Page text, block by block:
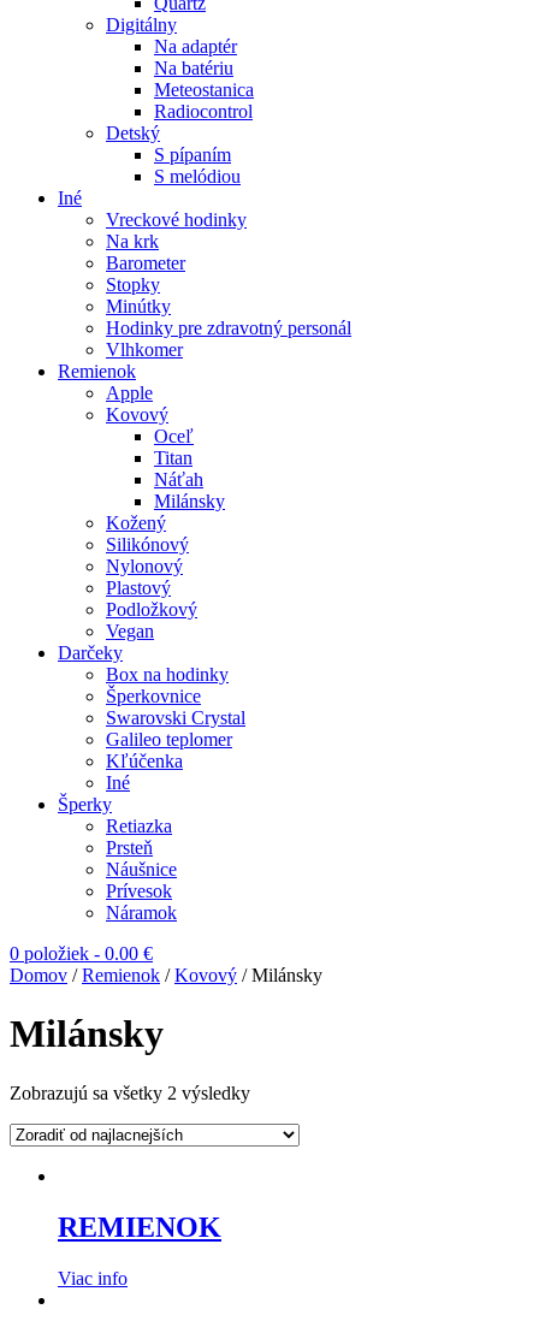
Digitálny
Na adaptér
Na batériu
Meteostanica
Radiocontrol
Detský
S pípaním
S melódiou
Iné
Vreckové hodinky
Na krk
Barometer
Stopky
Minútky
Hodinky pre zdravotný personál
Vlhkomer
Remienok
Apple
Kovový
Oceľ
Titan
Náťah
Milánsky
Kožený
Silikónový
Nylonový
Plastový
Podložkový
Vegan
Darčeky
Box na hodinky
Šperkovnice
Swarovski Crystal
Galileo teplomer
Kľúčenka
Iné
Šperky
Retiazka
Prsteň
Náušnice
Prívesok
Náramok
0 položiek - 0.00 €
Domov /Remienok /Kovový / Milánsky
Milánsky
Zobrazujú sa všetky 2 výsledky
REMIENOK
Viac info